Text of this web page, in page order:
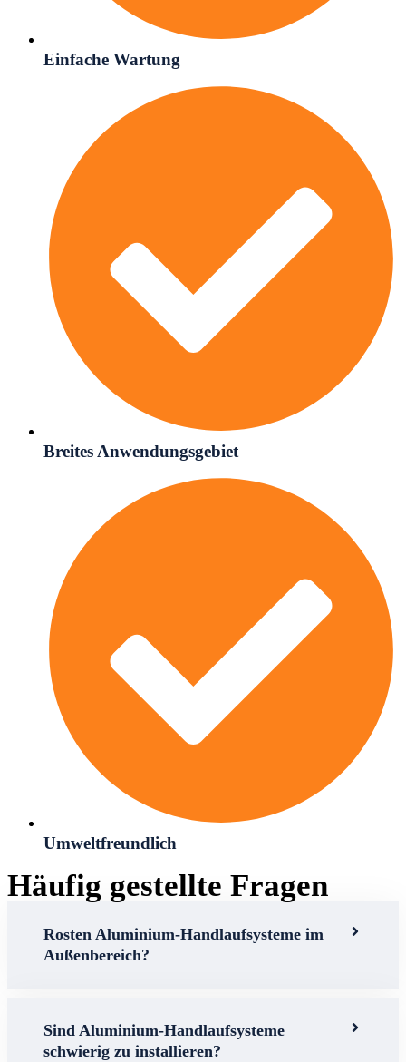
Einfache Wartung
Breites Anwendungsgebiet
Umweltfreundlich
Häufig gestellte Fragen
Rosten Aluminium-Handlaufsysteme im
Außenbereich?
Sind Aluminium-Handlaufsysteme
schwierig zu installieren?